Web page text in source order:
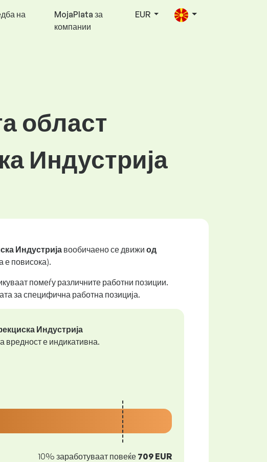
на
MojaPlata за
компании
EUR
област
Индустрија
Индустрија вообичаено се движи од
е повисока).
помеѓу различните работни позиции.
за специфична работна позиција.
Индустрија
вредност е индикативна.
10% заработуваат повеќе 709 EUR